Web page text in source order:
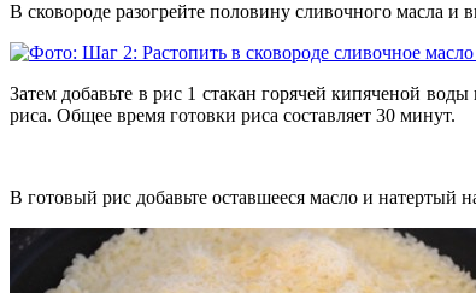
В сковороде разогрейте половину сливочного масла
Затем добавьте в рис 1 стакан горячей кипяченой
риса. Общее время готовки риса составляет 30 минут.
В готовый рис добавьте оставшееся масло и натертый